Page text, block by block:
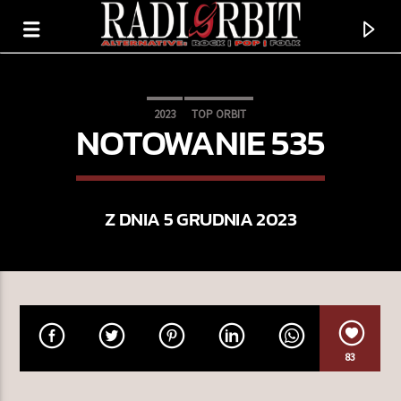
TERAZ GRAMY
JUST AROUND THE CORNER
2023 TOP ORBIT
NOTOWANIE 535
Z DNIA 5 GRUDNIA 2023
83